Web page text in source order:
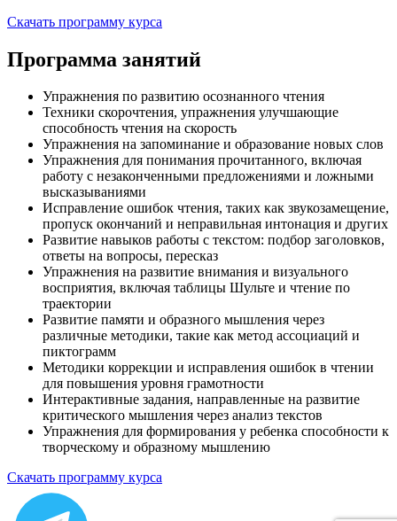
Скачать программу курса
Программа занятий
Упражнения по развитию осознанного чтения
Техники скорочтения, упражнения улучшающие
способность чтения на скорость
Упражнения на запоминание и образование новых слов
Упражнения для понимания прочитанного, включая
работу с незаконченными предложениями и ложными
высказываниями
Исправление ошибок чтения, таких как звукозамещение,
пропуск окончаний и неправильная интонация и других
Развитие навыков работы с текстом: подбор заголовков,
ответы на вопросы, пересказ
Упражнения на развитие внимания и визуального
восприятия, включая таблицы Шульте и чтение по
траектории
Развитие памяти и образного мышления через
различные методики, такие как метод ассоциаций и
пиктограмм
Методики коррекции и исправления ошибок в чтении
для повышения уровня грамотности
Интерактивные задания, направленные на развитие
критического мышления через анализ текстов
Упражнения для формирования у ребенка способности к
творческому и образному мышлению
Скачать программу курса